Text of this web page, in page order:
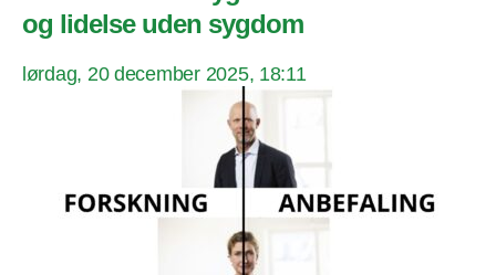
og lidelse uden sygdom
lørdag, 20 december 2025, 18:11